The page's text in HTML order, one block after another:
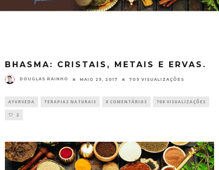
BHASMA: CRISTAIS, METAIS E ERVAS.
DOUGLAS RAINHO MAIO 29, 2017 709 VISUALIZAÇÕES
AYURVEDA TERAPIAS NATURAIS 0 COMENTÁRIOS 709 VISUALIZAÇÕES
2